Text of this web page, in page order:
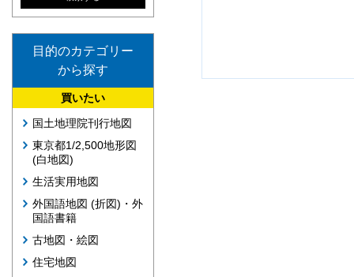
目的のカテゴリー
から探す
買いたい
国土地理院刊行地図
東京都1/2,500地形図
(白地図)
生活実用地図
外国語地図 (折図)・外
国語書籍
古地図・絵図
住宅地図